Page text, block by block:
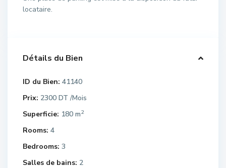
locataire.
Détails du Bien
ID du Bien: 41140
Prix: 2300 DT /Mois
Superficie: 180 m2
Rooms: 4
Bedrooms: 3
Salles de bains: 2